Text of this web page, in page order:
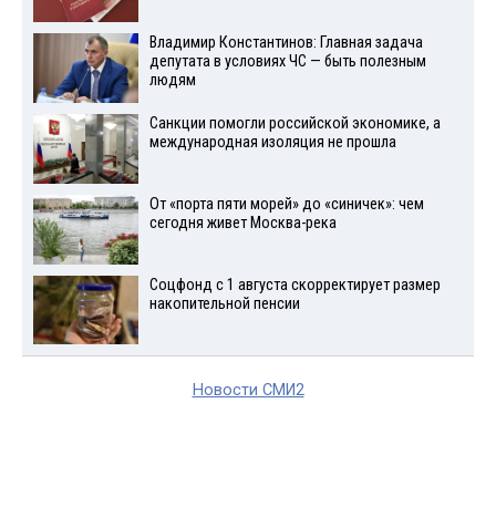
Владимир Константинов: Главная задача
депутата в условиях ЧС — быть полезным
людям
Санкции помогли российской экономике, а
международная изоляция не прошла
От «порта пяти морей» до «синичек»: чем
сегодня живет Москва-река
Соцфонд с 1 августа скорректирует размер
накопительной пенсии
Новости СМИ2